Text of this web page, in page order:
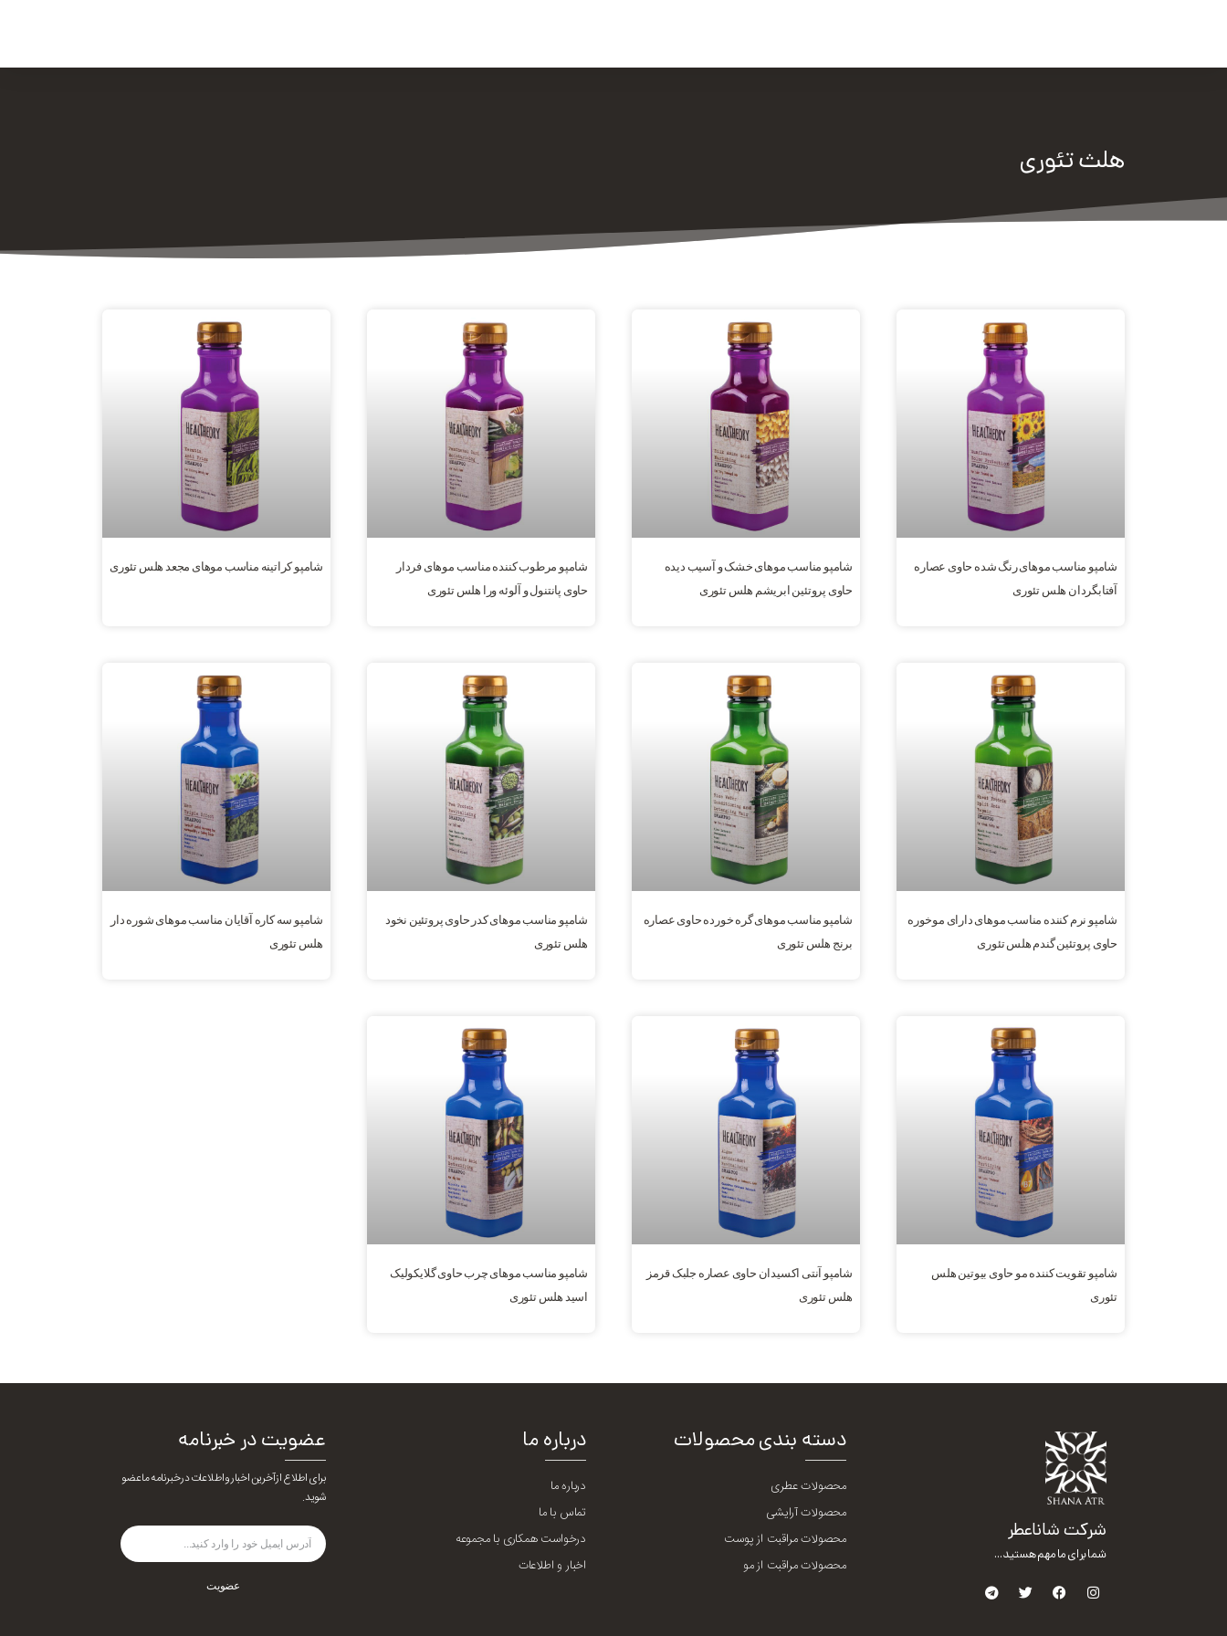
هلث تئوری
شامپو مناسب موهای رنگ شده حاوی عصاره
آفتابگردان هلس تئوری
شامپو مناسب موهای خشک و آسیب دیده
حاوی پروتئین ابریشم هلس تئوری
شامپو مرطوب کننده مناسب موهای فردار
حاوی پانتنول و آلوئه ورا هلس تئوری
شامپو کراتینه مناسب موهای مجعد هلس تئوری
شامپو نرم کننده مناسب موهای دارای موخوره
حاوی پروتئین گندم هلس تئوری
شامپو مناسب موهای گره خورده حاوی عصاره
برنج هلس تئوری
شامپو مناسب موهای کدر حاوی پروتئين نخود
هلس تئوری
شامپو سه کاره آقایان مناسب موهای شوره دار
هلس تئوری
شامپو تقویت کننده مو حاوی بیوتین هلس
تئوری
شامپو آنتی اکسیدان حاوی عصاره جلبک قرمز
هلس تئوری
شامپو مناسب موهای چرب حاوی گلایکولیک
اسید هلس تئوری
شرکت شاناعطر
شما برای ما مهم هستید...
دسته بندی محصولات
محصولات عطری
محصولات آرایشی
محصولات مراقبت از پوست
محصولات مراقبت از مو
درباره ما
درباره ما
تماس با ما
درخواست همکاری با مجموعه
اخبار و اطلاعات
عضویت در خبرنامه
برای اطلاع از آخرین اخبار و اطلاعات در خبرنامه ما عضو
شوید.
عضویت